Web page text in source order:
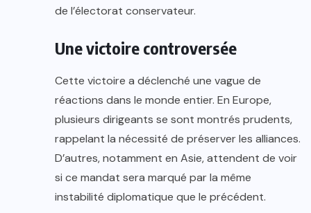
de l’électorat conservateur.
Une victoire controversée
Cette victoire a déclenché une vague de
réactions dans le monde entier. En Europe,
plusieurs dirigeants se sont montrés prudents,
rappelant la nécessité de préserver les alliances.
D’autres, notamment en Asie, attendent de voir
si ce mandat sera marqué par la même
instabilité diplomatique que le précédent.